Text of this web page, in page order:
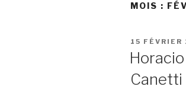
MOIS :
PUBLIÉ
15 FÉVRIER